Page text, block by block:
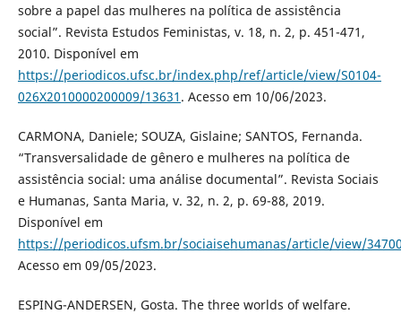
sobre a papel das mulheres na política de assistência
social”. Revista Estudos Feministas, v. 18, n. 2, p. 451-471,
2010. Disponível em
https://periodicos.ufsc.br/index.php/ref/article/view/S0104-
026X2010000200009/13631 . Acesso em 10/06/2023.
CARMONA, Daniele; SOUZA, Gislaine; SANTOS, Fernanda.
“Transversalidade de gênero e mulheres na política de
assistência social: uma análise documental”. Revista Sociais
e Humanas, Santa Maria, v. 32, n. 2, p. 69-88, 2019.
Disponível em
https://periodicos.ufsm.br/sociaisehumanas/article/view/
Acesso em 09/05/2023.
ESPING-ANDERSEN, Gosta. The three worlds of welfare.